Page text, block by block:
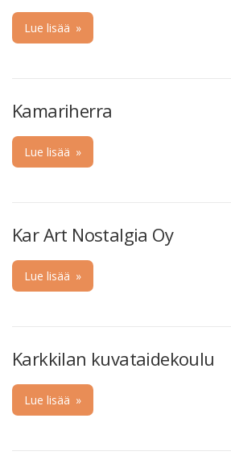
Lue lisää »
Kamariherra
Lue lisää »
Kar Art Nostalgia Oy
Lue lisää »
Karkkilan kuvataidekoulu
Lue lisää »